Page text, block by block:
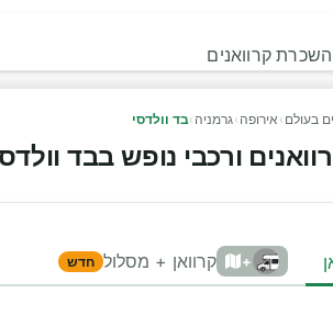
קרוואנים
בעולם › אירופה ›גרמניה ›בד וולדסי
ורכבי נופש בבד וולדסי
+ קרוואן + מסלול חדש